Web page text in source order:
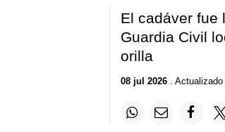
El cadáver fue
Guardia Civil
orilla
08 jul 2026. Actualizado